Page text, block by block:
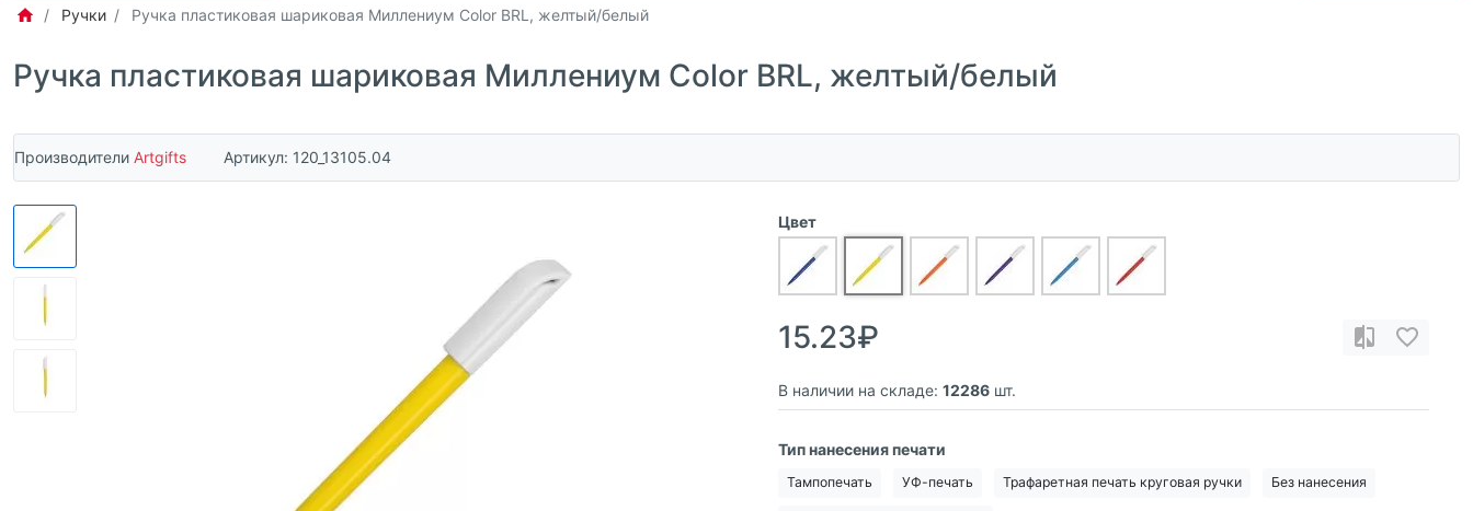
Ручки Ручка пластиковая шариковая Миллениум Color BRL, желтый/белый
Ручка пластиковая шариковая Миллениум Color BRL, желтый/белый
Производители Artgifts Артикул: 120_13105.04
Цвет
15.23₽
В наличии на складе: 12286 шт.
Тип нанесения печати
Тампопечать УФ-печать Трафаретная печать круговая ручки Без нанесения